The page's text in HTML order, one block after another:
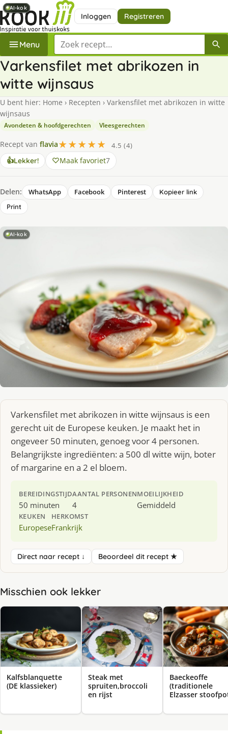
Inloggen Registreren
Menu Zoek een recept
Varkensfilet met abrikozen in
witte wijnsaus
U bent hier: Home › Recepten › Varkensfilet met abrikozen in witte
wijnsaus
Avondeten & hoofdgerechten Vleesgerechten
Recept van flavia★★★★★
4.5 (4)
👍Lekker! Maak favoriet7
Delen: WhatsApp Facebook Pinterest
Kopieer link
Print
AI-kok
Varkensfilet met abrikozen in witte wijnsaus is een
gerecht uit de Europese keuken. Je maakt het in
ongeveer 50 minuten, genoeg voor 4 personen.
Belangrijkste ingrediënten: a 500 dl witte wijn, boter
of margarine en a 2 el bloem.
BEREIDINGSTIJD
50 minuten
AANTAL PERSONEN
4
MOEILIJKHEID
Gemiddeld
KEUKEN
Europese
HERKOMST
Frankrijk
Direct naar recept ↓ Beoordeel dit recept ★
Misschien ook lekker
AI-kok
Kalfsblanquette
(DE klassieker)
Steak met
spruiten,broccoli
en rijst
AI-kok
Baeckeoffe
(traditionele
Elzasser
AI-kok
AI-kok
AI-kok